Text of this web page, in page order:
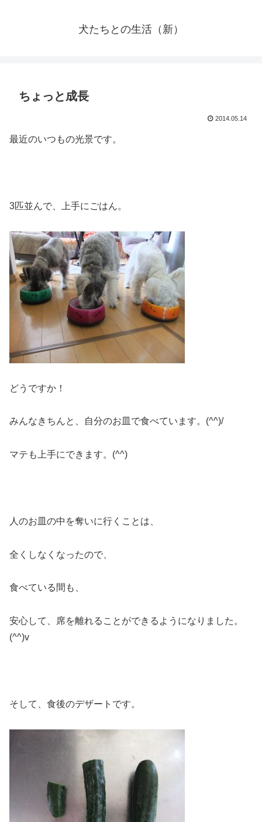
犬たちとの生活（新）
ちょっと成長
2014.05.14
最近のいつもの光景です。
3匹並んで、上手にごはん。
どうですか！
みんなきちんと、自分のお皿で食べています。(^^)/
マテも上手にできます。(^^)
人のお皿の中を奪いに行くことは、
全くしなくなったので、
食べている間も、
安心して、席を離れることができるようになりました。
(^^)v
そして、食後のデザートです。